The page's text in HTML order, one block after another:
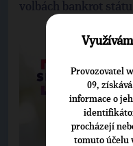
volbách bankrot
Provozovatel
09,
informace o
procházejí
tomuto účelu